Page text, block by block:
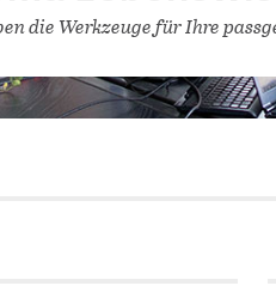
DATENBANKEN (DBIS)
DIGITALE SAMMLUNGEN
die Werkzeuge für Ihre